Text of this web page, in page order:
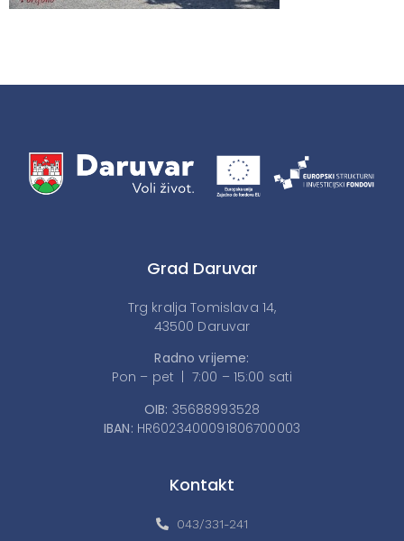
Grad Daruvar
Trg kralja Tomislava 14,
43500 Daruvar
Radno vrijeme:
Pon – pet | 7:00 – 15:00 sati
OIB: 35688993528
IBAN: HR6023400091806700003
Kontakt
043/331-241